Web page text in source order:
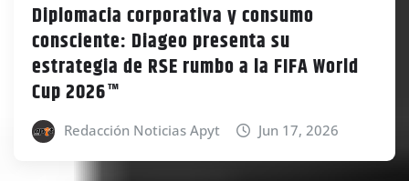
Diplomacia corporativa y consumo
consciente: Diageo presenta su
estrategia de RSE rumbo a la FIFA World
Cup 2026™
Redacción Noticias Apyt Jun 17, 2026